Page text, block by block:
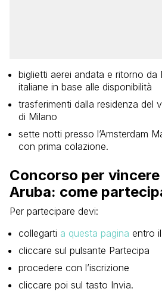
biglietti aerei andata e ritorno
italiane in base alle disponibilità
trasferimenti dalla residenza del
di Milano
sette notti presso l’Amsterdam
con prima colazione.
Concorso per
Aruba: come
Per partecipare devi:
collegarti a questa pagina entro
cliccare sul pulsante Partecipa
procedere con l’iscrizione
cliccare poi sul tasto Invia.